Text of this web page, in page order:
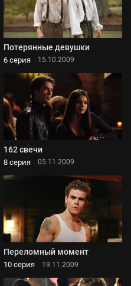
Потерянные девушки
6 серия 15.10.2009
162 свечи
8 серия 05.11.2009
Переломный момент
10 серия 19.11.2009